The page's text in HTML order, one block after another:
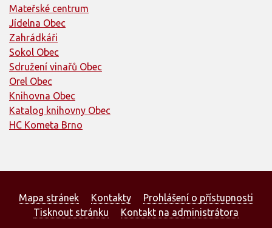
Mateřské centrum
Jídelna Obec
Zahrádkáři
Sokol Obec
Sdružení vinařů Obec
Orel Obec
Knihovna Obec
Katalog knihovny Obec
HC Kometa Brno
Mapa stránek Kontakty
Prohlášení o přístupnosti
Tisknout stránku
Kontakt na administrátora